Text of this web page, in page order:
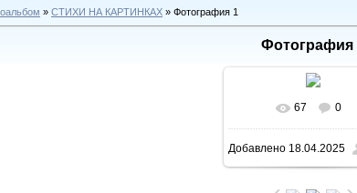
» СТИХИ НА КАРТИНКАХ » Фотография 1
Фотография
В реальном
1120x1341/
67 0
Добавлено18.04.2025